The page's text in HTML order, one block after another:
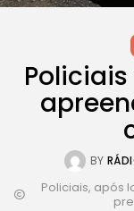
BY
Policiais, após